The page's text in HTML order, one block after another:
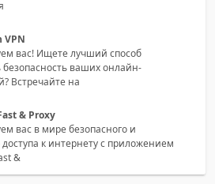
VPN
вас! Ищете лучший способ
безопасность ваших онлайн-
Встречайте на
& Proxy
вас в мире безопасного и
доступа к интернету с приложением
&